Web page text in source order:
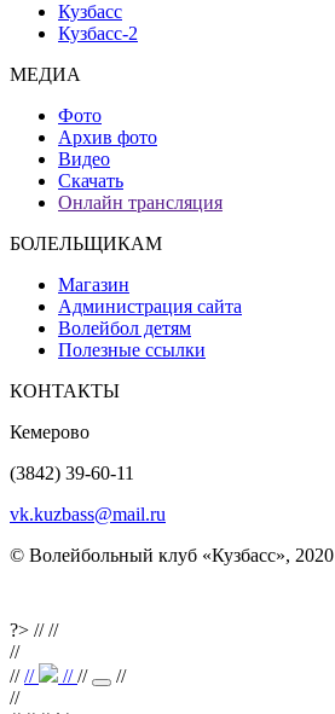
Кузбасс
Кузбасс-2
МЕДИА
Фото
Архив фото
Видео
Скачать
Онлайн трансляция
БОЛЕЛЬЩИКАМ
Магазин
Администрация сайта
Волейбол детям
Полезные ссылки
КОНТАКТЫ
Кемерово
(3842) 39-60-11
vk.kuzbass@mail.ru
© Волейбольный клуб «Кузбасс», 2020
?> ////
//
//// ////
//
//